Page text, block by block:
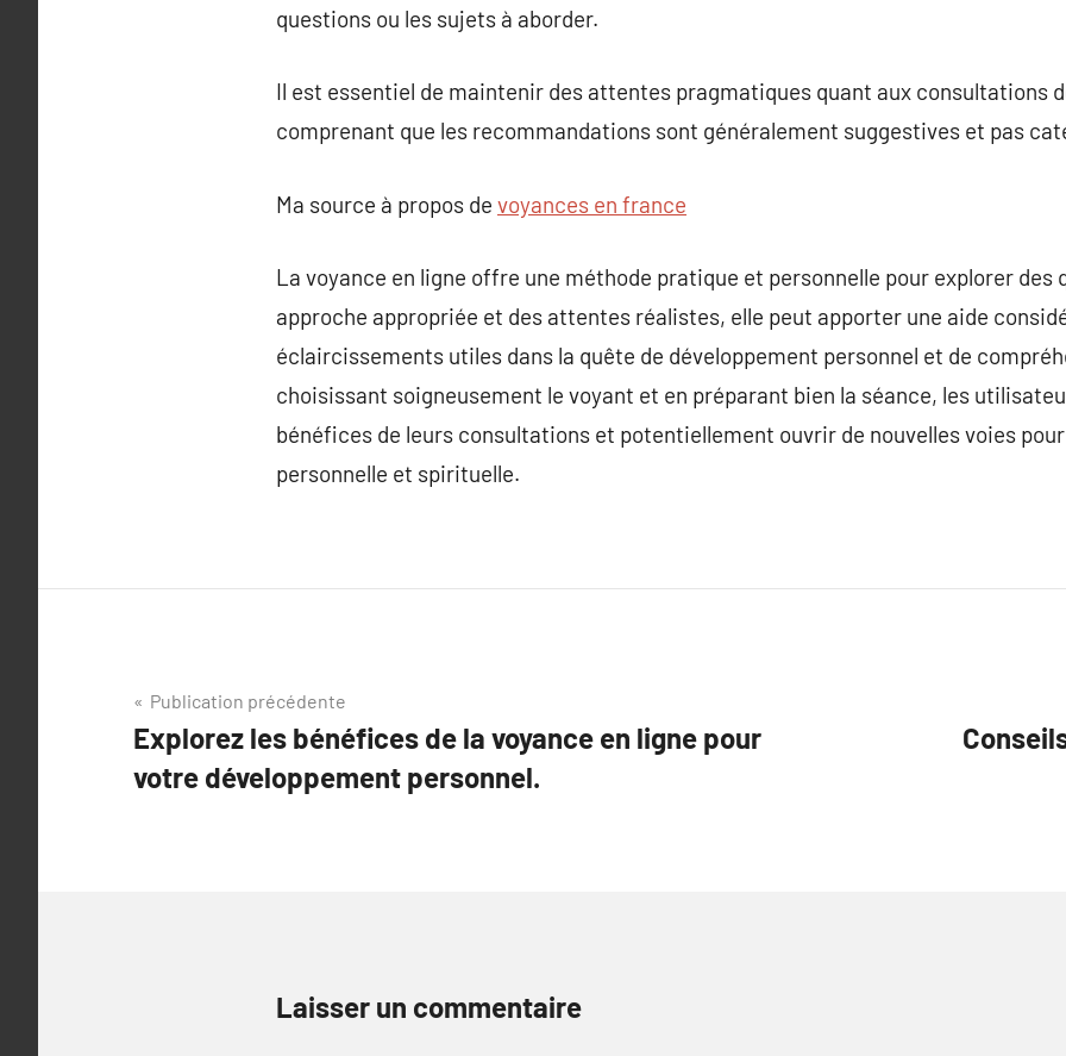
questions ou les sujets à aborder.
Il est essentiel de maintenir des attentes pragmatiques quant aux consultations
comprenant que les recommandations sont généralement suggestives et pas
Ma source à propos de voyances en france
La voyance en ligne offre une méthode pratique et personnelle pour explorer des
approche appropriée et des attentes réalistes, elle peut apporter une aide
éclaircissements utiles dans la quête de développement personnel et de
choisissant soigneusement le voyant et en préparant bien la séance, les
bénéfices de leurs consultations et potentiellement ouvrir de nouvelles voies
personnelle et spirituelle.
Navigation
de
l’article
Publication précédente
Explorez les bénéfices de la voyance en ligne pour
votre développement personnel.
Laisser un commentaire